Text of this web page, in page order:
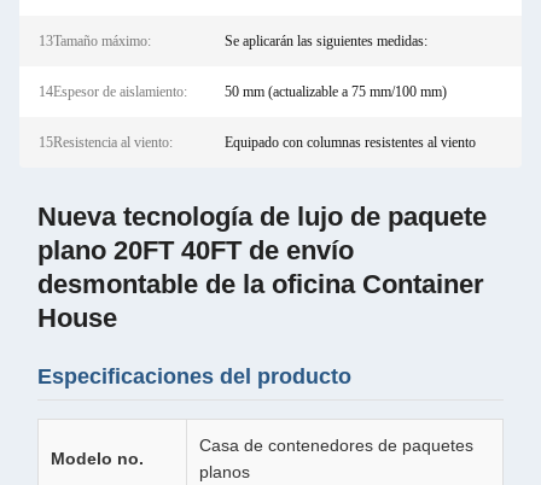
13Tamaño máximo: Se aplicarán las siguientes medidas:
14Espesor de aislamiento: 50 mm (actualizable a 75 mm/100 mm)
15Resistencia al viento: Equipado con columnas resistentes al viento
Nueva tecnología de lujo de paquete
plano 20FT 40FT de envío
desmontable de la oficina Container
House
Especificaciones del producto
Modelo no.
Casa de contenedores de paquetes
planos